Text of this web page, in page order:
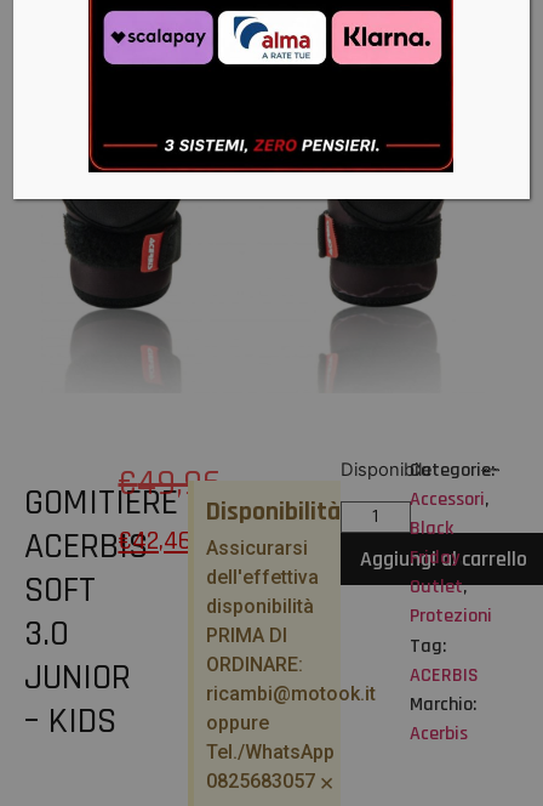
GOMITIERE
ACERBIS
SOFT
3.0
JUNIOR
– KIDS
€49,96
€42,46
Disponibilità
Assicurarsi
dell'effettiva
disponibilità
PRIMA DI
ORDINARE:
ricambi@motook.it
oppure
Tel./WhatsApp
0825683057 ×
Disponibile
Aggiungi al carrello
Categorie:
Accessori,
Black
Friday,
Outlet,
Protezioni
Tag:
ACERBIS
Marchio:
Acerbis